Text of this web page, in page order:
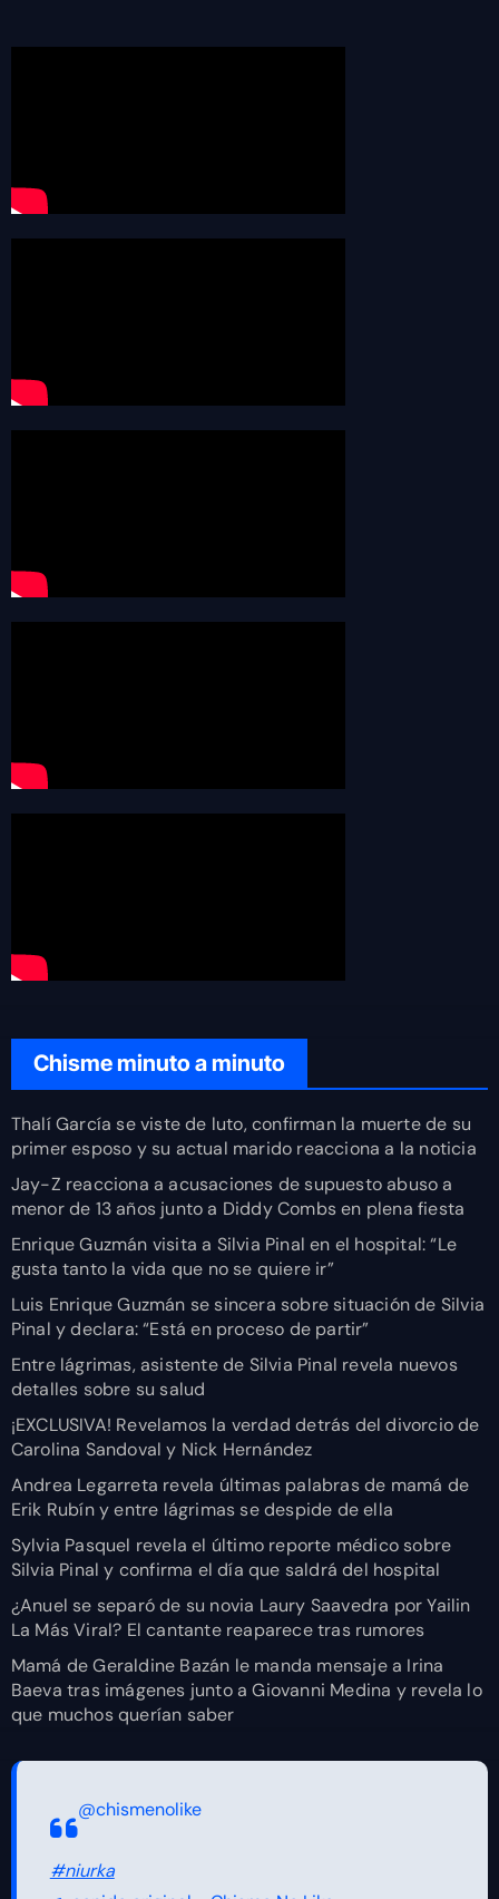
Chisme minuto a minuto
Thalí García se viste de luto, confirman la muerte de su
primer esposo y su actual marido reacciona a la noticia
Jay-Z reacciona a acusaciones de supuesto abuso a
menor de 13 años junto a Diddy Combs en plena fiesta
Enrique Guzmán visita a Silvia Pinal en el hospital: “Le
gusta tanto la vida que no se quiere ir”
Luis Enrique Guzmán se sincera sobre situación de Silvia
Pinal y declara: “Está en proceso de partir”
Entre lágrimas, asistente de Silvia Pinal revela nuevos
detalles sobre su salud
¡EXCLUSIVA! Revelamos la verdad detrás del divorcio de
Carolina Sandoval y Nick Hernández
Andrea Legarreta revela últimas palabras de mamá de
Erik Rubín y entre lágrimas se despide de ella
Sylvia Pasquel revela el último reporte médico sobre
Silvia Pinal y confirma el día que saldrá del hospital
¿Anuel se separó de su novia Laury Saavedra por Yailin
La Más Viral? El cantante reaparece tras rumores
Mamá de Geraldine Bazán le manda mensaje a Irina
Baeva tras imágenes junto a Giovanni Medina y revela lo
que muchos querían saber
@chismenolike
#niurka